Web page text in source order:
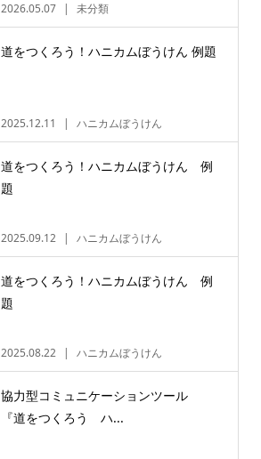
2026.05.07 未分類
道をつくろう！ハニカムぼうけん 例題
2025.12.11 ハニカムぼうけん
道をつくろう！ハニカムぼうけん 例
題
2025.09.12 ハニカムぼうけん
道をつくろう！ハニカムぼうけん 例
題
2025.08.22 ハニカムぼうけん
協力型コミュニケーションツール
『道をつくろう ハ...